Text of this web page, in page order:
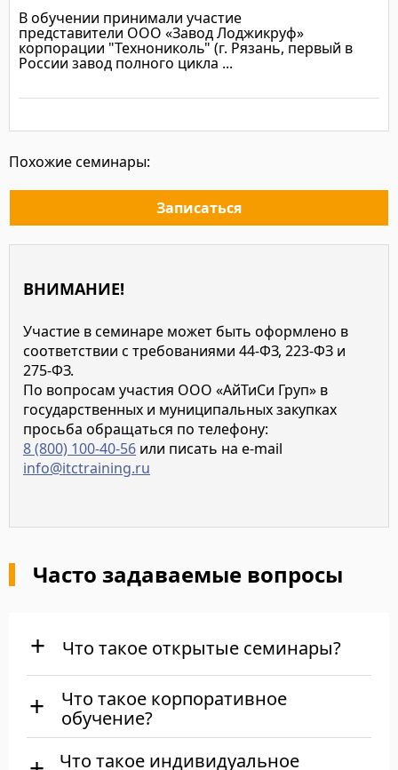
В обучении принимали участие
представители ООО «Завод Лоджикруф»
корпорации "Технониколь" (г. Рязань, первый в
России завод полного цикла ...
Похожие семинары:
Записаться
ВНИМАНИЕ!
Участие в семинаре может быть оформлено в
соответствии с требованиями 44-ФЗ, 223-ФЗ и
275-ФЗ.
По вопросам участия ООО «АйТиСи Груп» в
государственных и муниципальных закупках
просьба обращаться по телефону:
8 (800) 100-40-56 или писать на e-mail
info@itctraining.ru
Часто задаваемые вопросы
Что такое открытые семинары?
Что такое корпоративное
обучение?
Что такое индивидуальное